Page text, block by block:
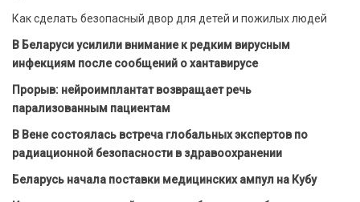
Как сделать безопасный двор для детей и пожилых людей
В Беларуси усилили внимание к редким вирусным
инфекциям после сообщений о хантавирусе
Прорыв: нейроимплантат возвращает речь
парализованным пациентам
В Вене состоялась встреча глобальных экспертов по
радиационной безопасности в здравоохранении
Беларусь начала поставки медицинских ампул на Кубу